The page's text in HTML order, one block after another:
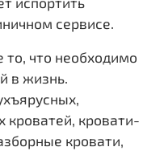
сервисе.
что необходимо
в жизнь.
кроватей, кровати-
кровати,